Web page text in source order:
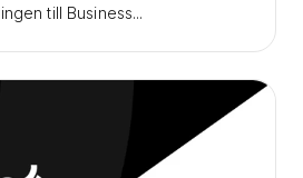
till Business...